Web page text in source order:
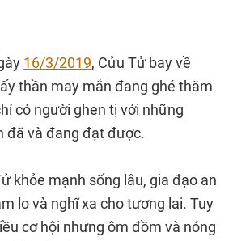
16/3/2019, Cửu Tử bay về
thần may mắn đang ghé thăm
có người ghen tị với những
đã và đang đạt được.
khỏe mạnh sống lâu, gia đạo an
lo và nghĩ xa cho tương lai. Tuy
cơ hội nhưng ôm đồm và nóng